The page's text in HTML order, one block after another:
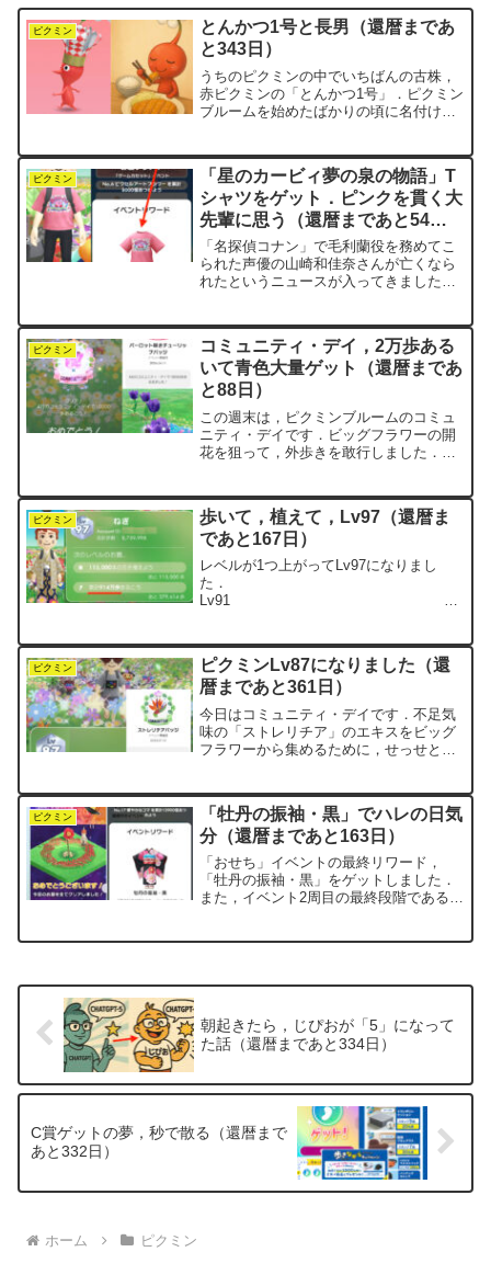
ピクミン
とんかつ1号と長男（還暦まであ
と343日）
うちのピクミンの中でいちばんの古株，
赤ピクミンの「とんかつ1号」．ピクミン
ブルームを始めたばかりの頃に名付けま
いつ使うの？」「キノコ壊すと何かいい
ことあるの？」なんて聞...
ピクミン
「星のカービィ夢の泉の物語」T
シャツをゲット．ピンクを貫く大
先輩に思う（還暦まであと54
日）
「名探偵コナン」で毛利蘭役を務めてこ
られた声優の山崎和佳奈さんが亡くなら
れたというニュースが入ってきました．
た．山崎さんは1965年生まれ，61歳だっ
たそうです．negi...
ピクミン
コミュニティ・デイ，2万歩ある
いて青色大量ゲット（還暦まであ
と88日）
この週末は，ピクミンブルームのコミュ
ニティ・デイです．ビッグフラワーの開
花を狙って，外歩きを敢行しました．い
途中の道筋に，パーロット咲きのチュー
リップが咲き誇っていまし...
ピクミン
歩いて，植えて，Lv97（還暦ま
であと167日）
レベルが1つ上がってLv97になりまし
た．
Lv91
Lv92 累計
710万歩 2025.10.11達成 花...
ピクミン
ピクミンLv87になりました（還
暦まであと361日）
今日はコミュニティ・デイです．不足気
味の「ストレリチア」のエキスをビッグ
フラワーから集めるために，せっせと歩
を待つのですが，negiはいつもここで判
断に迷ってしまいます...
ピクミン
「牡丹の振袖・黒」でハレの日気
分（還暦まであと163日）
「おせち」イベントの最終リワード，
「牡丹の振袖・黒」をゲットしました．
また，イベント2周目の最終段階であるス
朝起きたら，じぴおが「5」になって
た話（還暦まであと334日）
C賞ゲットの夢，秒で散る（還暦まで
あと332日）
ホーム ピクミン